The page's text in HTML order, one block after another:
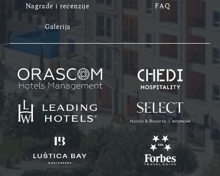
Nagrade i recenzije
FAQ
Galerija